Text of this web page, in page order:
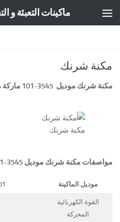
ماكينات التعبئة و
مكنة شرنك
مكنة شرنك موديل 3545-101 ماركة مهندس منسي
مكنة شرنك
مواصفات مكنة شرنك موديل 3545-101 ماركة مهندس منسي
موديل الماكينة
القوة الكهربائية
المحركة